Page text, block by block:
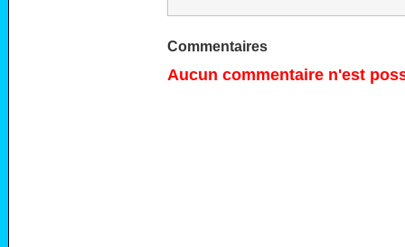
Commentaires
Aucun commentaire n'est